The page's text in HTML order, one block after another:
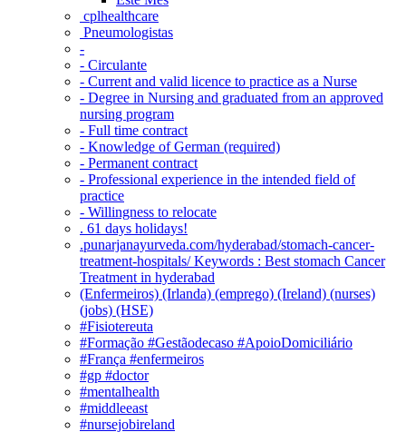
‎ cplhealthcare‬
Pneumologistas
-
- Circulante
- Current and valid licence to practice as a Nurse
- Degree in Nursing and graduated from an approved
nursing program
- Full time contract
- Knowledge of German (required)
- Permanent contract
- Professional experience in the intended field of
practice
- Willingness to relocate
. 61 days holidays!
.punarjanayurveda.com/hyderabad/stomach-cancer-
treatment-hospitals/ Keywords : Best stomach Cancer
Treatment in hyderabad
(Enfermeiros) (Irlanda) (emprego) (Ireland) (nurses)
(jobs) (HSE)
#Fisiotereuta
#Formação #Gestãodecaso #ApoioDomiciliário
#França #enfermeiros
#gp #doctor
#mentalhealth
#middleeast
#nursejobireland